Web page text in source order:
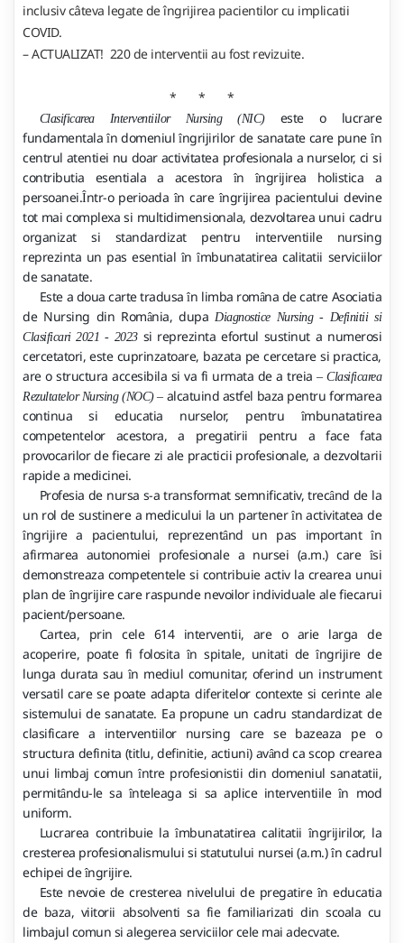
inclusiv câteva legate de îngrijirea pacientilor cu implicatii
COVID.
– ACTUALIZAT! 220 de interventii au fost revizuite.
* * *
Clasificarea Interventiilor Nursing (NIC)este o lucrare
fundamentalaîn domeniulîngrijirilor de sanatate care pune în
centrul atentiei nu doar activitatea profesionala a nurselor, ci si
contributia esentiala a acestora
în îngrijirea holistica a
persoanei.Într-o perioada în care îngrijirea pacientului devine
tot mai complexa si multidimensionala, dezvoltarea unui cadru
organizat si standardizat pentru interventiile nursing
reprezinta un pas esential înîmbunatatirea calitatii serviciilor
de sanatate.
Este a doua carte tradusaîn limba româna de catre Asociatia
de Nursing din România, dupa Diagnostice Nursing - Definitii si
Clasificari 2021 - 2023si reprezinta efortul sustinut a numerosi
cercetatori, este cuprinzatoare, bazata pe cercetare si practica,
are o structura accesibila si va fi urmata de a treia –Clasificarea
Rezultatelor Nursing (NOC) –alcatuind astfel baza pentru formarea
continua si educatia nurselor, pentru
îmbunatatirea
competentelor acestora, a pregatirii pentru a face fata
provocarilor de fiecare zi ale practicii profesionale, a dezvoltarii
rapide a medicinei.
Profesia de nursa s-a transformat semnificativ, trecând de la
un rol de sustinere a medicului la un partenerîn activitatea de
îngrijire a pacientului, reprezentând un pas importantîn
afirmarea autonomiei profesionale a nursei (a.m.) care îsi
demonstreaza competentele si contribuie activ la crearea unui
plan de îngrijire care raspunde nevoilor individuale ale fiecarui
pacient/persoane.
Cartea, prin cele 614 interventii, are o arie larga de
acoperire, poate fi folosita în spitale, unitati de îngrijire de
lunga durata sau în mediul comunitar, oferind un instrument
versatil care se poate adapta diferitelor contexte si cerinte ale
sistemului de sanatate. Ea propune un cadru standardizat de
clasificare a interventiilor nursing care se bazeaza pe o
structura definita (titlu, definitie, actiuni) având ca scop crearea
unui limbaj comun între profesionistii din domeniul sanatatii,
permitându-le sa înteleaga si sa aplice interventiile în mod
uniform.
Lucrarea contribuie laîmbunatatirea calitatii îngrijirilor, la
cresterea profesionalismului si statutului nursei (a.m.)în cadrul
echipei de îngrijire.
Este nevoie de cresterea nivelului de pregatire în educatia
de baza, viitorii absolventi sa fie familiarizati din scoala cu
limbajul comun si alegerea serviciilor cele mai adecvate.